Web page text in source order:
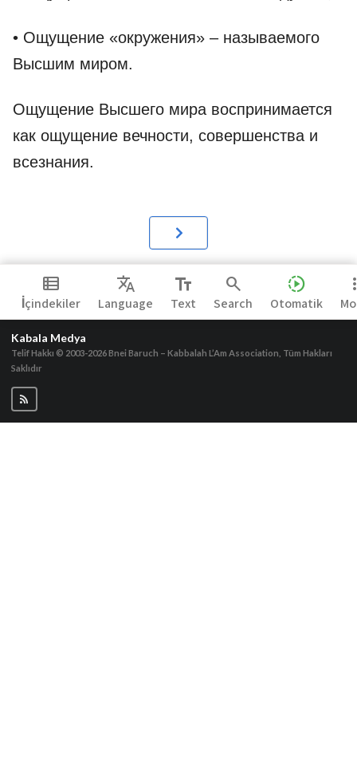
• Ощущение «окружения» – называемого
Высшим миром.
Ощущение Высшего мира воспринимается
как ощущение вечности, совершенства и
всезнания.
view_list
İçindekiler
Translate
Language
text_fields
Text
search
Search
slow_motion_video
Otomatik
Kabala Medya
Telif Hakkı © 2003-2026Bnei Baruch – Kabbalah L’Am Association, Tüm Hakları
Saklıdır